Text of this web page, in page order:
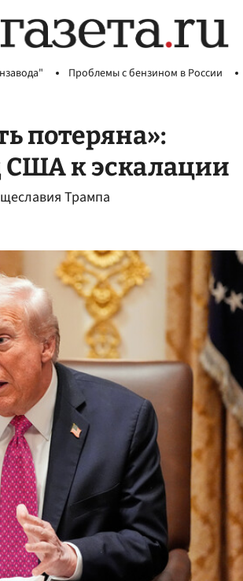
Проблемы с бензином в России
потеряна»:
США к эскалации
Трампа